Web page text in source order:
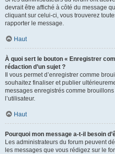
devrait être affiché à côté du message
cliquant sur celui-ci, vous trouverez
rapporter le message.
Haut
À quoi sert le bouton « Enregistrer
rédaction d’un sujet ?
Il vous permet d’enregistrer comme
souhaitez finaliser et publier
messages enregistrés comme
l’utilisateur.
Haut
Pourquoi mon message a-t-il besoin
Les administrateurs du forum peuvent
les messages que vous rédigez sur le